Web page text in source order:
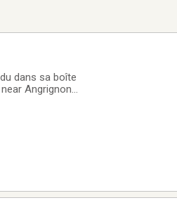
dans sa boîte
Angrignon